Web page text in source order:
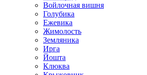
Войлочная вишня
Голубика
Ежевика
Жимолость
Земляника
Ирга
Йошта
Клюква